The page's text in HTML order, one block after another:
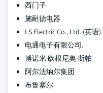
西门子
施耐德电器
LS Electric Co., Ltd. (英语).
电通电子有限公司.
博诺米·欧根尼奥·斯帕
阿尔法纳尔集团
布鲁塞尔